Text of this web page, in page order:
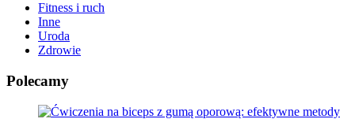
Fitness i ruch
Inne
Uroda
Zdrowie
Polecamy